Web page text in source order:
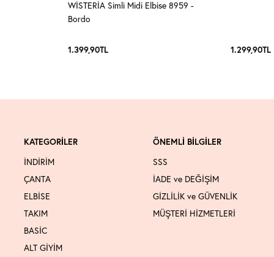
WİSTERİA Simli Midi Elbise 8959 -
Bordo
1.399,90TL 1.299,90TL
KATEGORİLER
İNDİRİM
ÇANTA
ELBİSE
TAKIM
BASİC
ALT GİYİM
ÖNEMLİ BİLGİLER
SSS
İADE ve DEĞİŞİM
GİZLİLİK ve GÜVENLİK
MÜŞTERİ HİZMETLERİ